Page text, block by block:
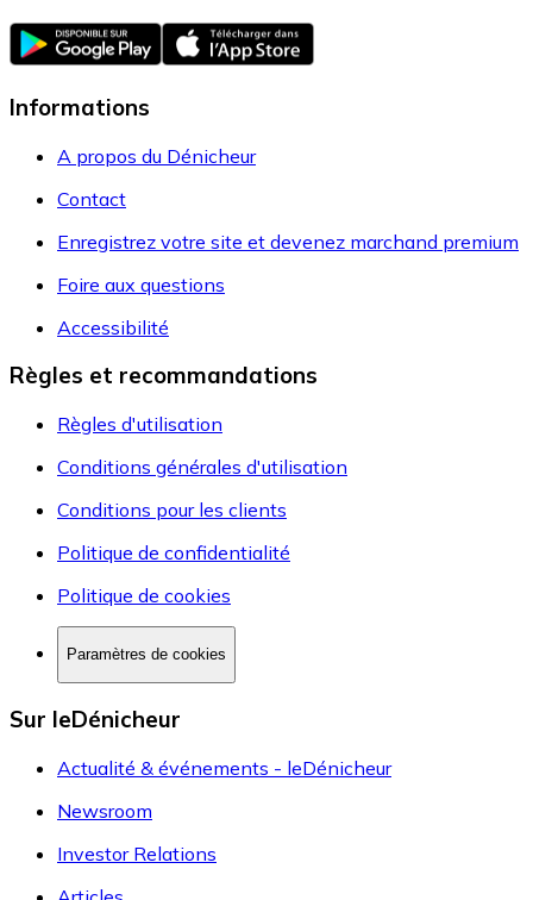
Informations
A propos du Dénicheur
Contact
Enregistrez votre site et devenez marchand premium
Foire aux questions
Accessibilité
Règles et recommandations
Règles d'utilisation
Conditions générales d'utilisation
Conditions pour les clients
Politique de confidentialité
Politique de cookies
Paramètres de cookies
Sur leDénicheur
Actualité & événements - leDénicheur
Newsroom
Investor Relations